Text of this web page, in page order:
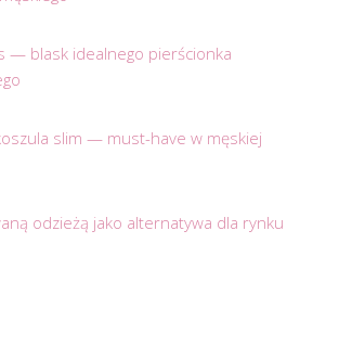
— blask idealnego pierścionka
slim — must-have w męskiej
odzieżą jako alternatywa dla rynku